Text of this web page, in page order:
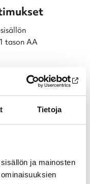
Tietoja
ja mainosten
tason AA
se